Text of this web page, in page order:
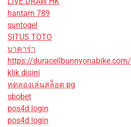
hantam 789
suntogel
SITUS TOTO
บาคาร่า
https://duracellbunnyonabike.com/
klik disini
ทดลองเล่นสล็อต pg
sbobet
pos4d login
pos4d login